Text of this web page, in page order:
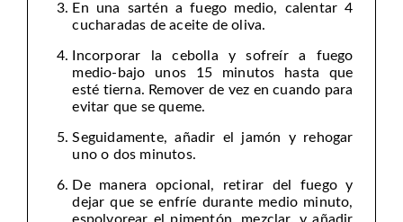
En una sartén a fuego medio, calentar 4
cucharadas de aceite de oliva.
Incorporar la cebolla y sofreír a fuego
medio-bajo unos 15 minutos hasta que
esté tierna. Remover de vez en cuando para
evitar que se queme.
Seguidamente, añadir el jamón y rehogar
uno o dos minutos.
De manera opcional, retirar del fuego y
dejar que se enfríe durante medio minuto,